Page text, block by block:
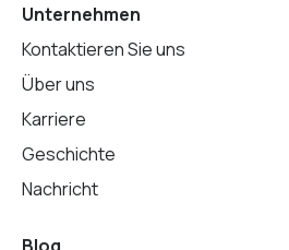
Unternehmen
Kontaktieren Sie uns
Über uns
Karriere
Geschichte
Nachricht